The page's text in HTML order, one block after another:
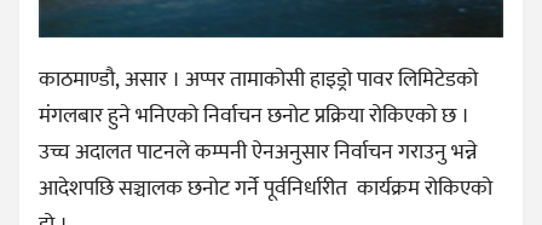
काठमाण्डौ, असार । अप्पर तामाकोसी हाइड्रो पावर लिमिटेडको
मंगलबार हुने भनिएको निर्वाचन छनोट प्रक्रिया रोकिएको छ ।
उच्च अदालत पाटनले कम्पनी ऐनअनुसार निर्वाचन गराउनु भन्ने
आदेशपछि सञ्चालक छनोट गर्ने पूर्वनिर्धारीत कार्यक्रम रोकिएको